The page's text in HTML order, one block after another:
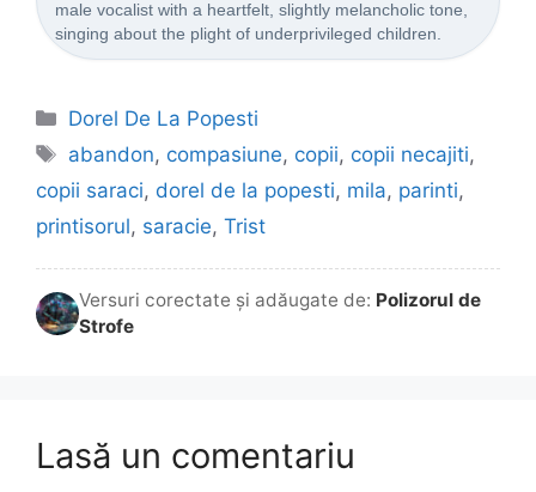
male vocalist with a heartfelt, slightly melancholic tone,
singing about the plight of underprivileged children.
Categorii
Dorel De La Popesti
Etichete
abandon, compasiune, copii, copii necajiti,
copii saraci, dorel de la popesti, mila, parinti,
printisorul, saracie, Trist
Versuri corectate și adăugate de: Polizorul de
Strofe
Lasă un comentariu